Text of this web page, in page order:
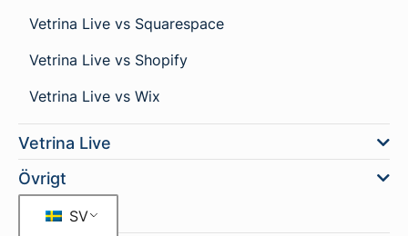
Vetrina Live vs Squarespace
Vetrina Live vs Shopify
Vetrina Live vs Wix
Vetrina Live
Övrigt
SV